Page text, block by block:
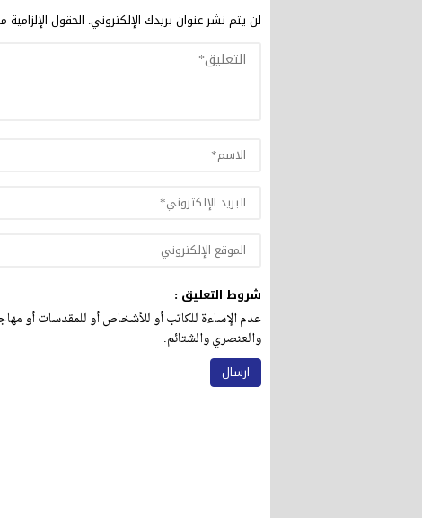
لن يتم نشر عنوان بريدك الإلكتروني. الحقول الإلزامية
شروط التعليق :
عدم الإساءة للكاتب أو للأشخاص أو للمقدسات أو
والعنصري والشتائم.